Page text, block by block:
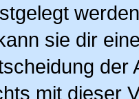
sie dir
der
mit dieser